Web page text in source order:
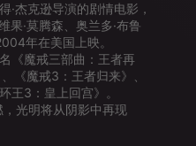
·杰克逊导演的剧情电影，
果·莫腾森、奥兰多·布鲁
年在美国上映。
《魔戒三部曲：王者再
《魔戒3：王者归来》、
王3：皇上回宫》。
光明将从阴影中再现